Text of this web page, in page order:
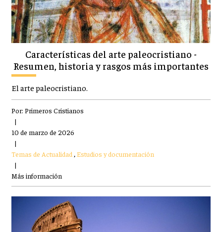
Características del arte paleocristiano -
Resumen, historia y rasgos más importantes
El arte paleocristiano.
Por: Primeros Cristianos
|
10 de marzo de 2026
|
Temas de Actualidad ,Estudios y documentación
|
Más información